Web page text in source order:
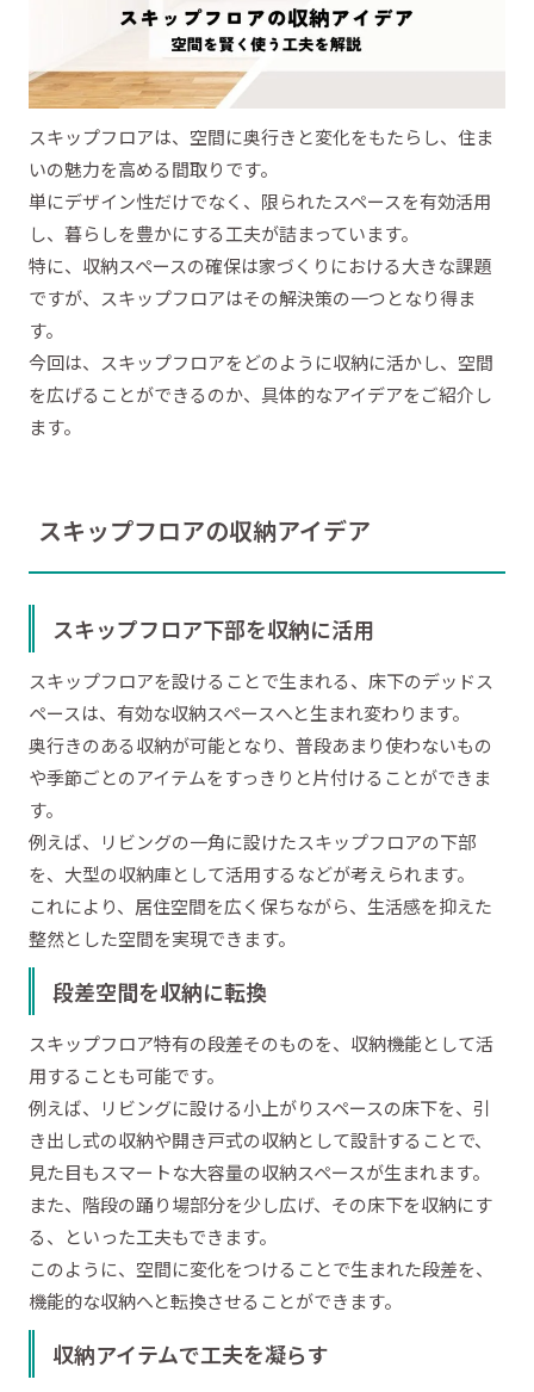
スキップフロアは、空間に奥行きと変化をもたらし、住ま
いの魅力を高める間取りです。
単にデザイン性だけでなく、限られたスペースを有効活用
し、暮らしを豊かにする工夫が詰まっています。
特に、収納スペースの確保は家づくりにおける大きな課題
ですが、スキップフロアはその解決策の一つとなり得ま
す。
今回は、スキップフロアをどのように収納に活かし、空間
を広げることができるのか、具体的なアイデアをご紹介し
ます。
スキップフロアの収納アイデア
スキップフロア下部を収納に活用
スキップフロアを設けることで生まれる、床下のデッドス
ペースは、有効な収納スペースへと生まれ変わります。
奥行きのある収納が可能となり、普段あまり使わないもの
や季節ごとのアイテムをすっきりと片付けることができま
す。
例えば、リビングの一角に設けたスキップフロアの下部
を、大型の収納庫として活用するなどが考えられます。
これにより、居住空間を広く保ちながら、生活感を抑えた
整然とした空間を実現できます。
段差空間を収納に転換
スキップフロア特有の段差そのものを、収納機能として活
用することも可能です。
例えば、リビングに設ける小上がりスペースの床下を、引
き出し式の収納や開き戸式の収納として設計することで、
見た目もスマートな大容量の収納スペースが生まれます。
また、階段の踊り場部分を少し広げ、その床下を収納にす
る、といった工夫もできます。
このように、空間に変化をつけることで生まれた段差を、
機能的な収納へと転換させることができます。
収納アイテムで工夫を凝らす